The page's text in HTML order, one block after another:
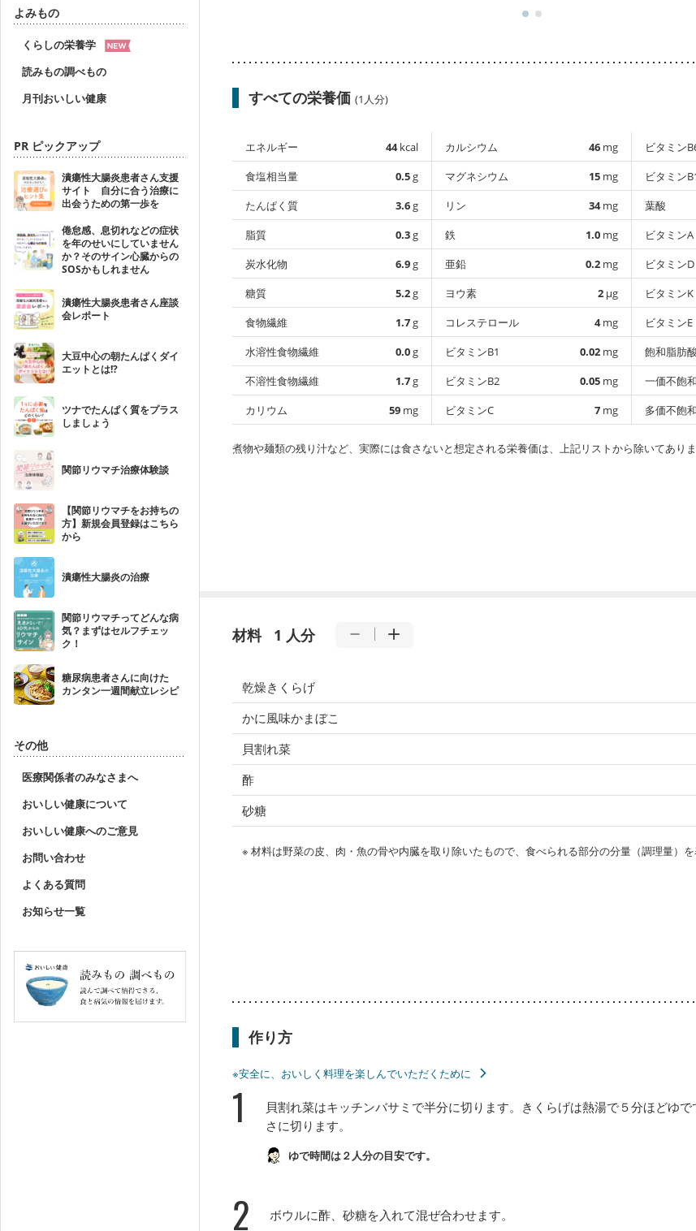
よみもの
くらしの栄養学
読みもの調べもの
月刊おいしい健康
PR ピックアップ
潰瘍性大腸炎患者さん支援
サイト 自分に合う治療に
出会うための第一歩を
倦怠感、息切れなどの症状
を年のせいにしていません
か？そのサイン心臓からの
SOSかもしれません
潰瘍性大腸炎患者さん座談
会レポート
大豆中心の朝たんぱくダイ
エットとは!?
ツナでたんぱく質をプラス
しましょう
関節リウマチ治療体験談
【関節リウマチをお持ちの
方】新規会員登録はこちら
から
潰瘍性大腸炎の治療
関節リウマチってどんな病
気？まずはセルフチェッ
ク！
糖尿病患者さんに向けた
カンタン一週間献立レシピ
その他
医療関係者のみなさまへ
おいしい健康について
おいしい健康へのご意見
お問い合わせ
よくある質問
お知らせ一覧
すべての栄養価 (1人分)
エネルギー 44kcal
食塩相当量
0.5g
たんぱく質
3.6g
脂質
0.3g
炭水化物
6.9g
糖質
5.2g
食物繊維
1.7g
水溶性食物繊維
0.0g
不溶性食物繊維
1.7g
カリウム
59 mg
カルシウム 46 mg
マグネシウム
15 mg
リン
34mg
鉄
1.0 mg
亜鉛
0.2 mg
ヨウ素
2 µg
コレステロール
4mg
ビタミンB1
0.02 mg
ビタミンB2
0.05 mg
ビタミンC
7 mg
ビタミン
ビタミン
葉酸
ビタミンA
ビタミンD
ビタミンK
ビタミンE
飽和脂肪酸
一価不飽
多価不飽
煮物や麺類の残り汁など、実際には食さないと想定される栄養価は、上記リストから除いてありま
材料 1 人分
乾燥きくらげ
かに風味かまぼこ
貝割れ菜
酢
砂糖
※ 材料は野菜の皮、肉・魚の骨や内臓を取り除いたもので、食べられる部分の分量（調理量）を
作り方
※安全に、おいしく料理を楽しんでいただくために
1
貝割れ菜はキッチンバサミで半分に切ります。きくらげは熱湯で５分ほどゆ
さに切ります。
ゆで時間は２人分の目安です。
2 ボウルに酢、砂糖を入れて混ぜ合わせます。